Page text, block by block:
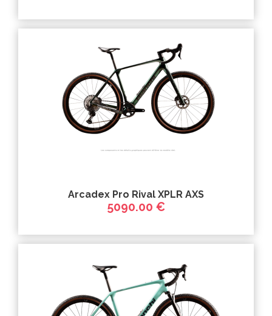
Arcadex Pro Rival XPLR AXS
5090.00 €